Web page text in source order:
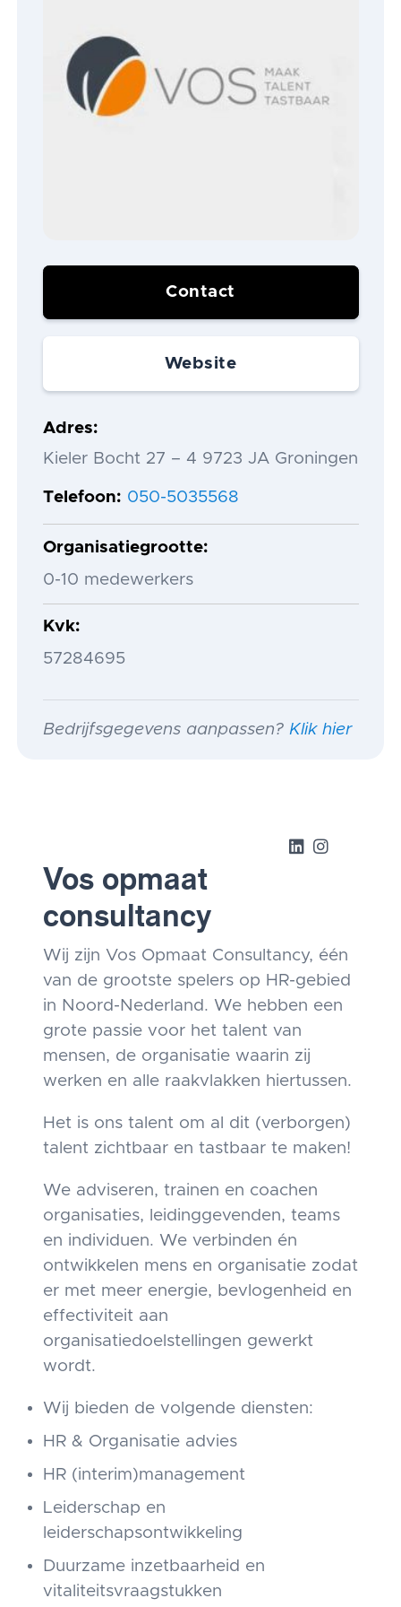
Contact
Website
Adres
Kieler Bocht 27 – 4 9723 JA Groningen
Telefoon 050-5035568
Organisatiegrootte
0-10 medewerkers
Kvk
57284695
Bedrijfsgegevens aanpassen? Klik hier
Vos opmaat
consultancy
Wij zijn Vos Opmaat Consultancy, één
van de grootste spelers op HR-gebied
in Noord-Nederland. We hebben een
grote passie voor het talent van
mensen, de organisatie waarin zij
werken en alle raakvlakken hiertussen.
Het is ons talent om al dit (verborgen)
talent zichtbaar en tastbaar te maken!
We adviseren, trainen en coachen
organisaties, leidinggevenden, teams
en individuen. We verbinden én
ontwikkelen mens en organisatie zodat
er met meer energie, bevlogenheid en
effectiviteit aan
organisatiedoelstellingen gewerkt
wordt.
Wij bieden de volgende diensten:
HR & Organisatie advies
HR (interim)management
Leiderschap en
leiderschapsontwikkeling
Duurzame inzetbaarheid en
vitaliteitsvraagstukken